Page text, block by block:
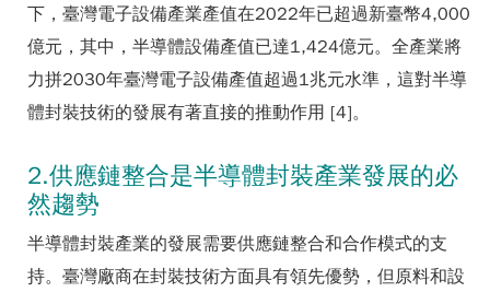
下，臺灣電子設備產業產值在2022年已超過新臺幣4,000
億元，其中，半導體設備產值已達1,424億元。全產業將
力拼2030年臺灣電子設備產值超過1兆元水準，這對半導
體封裝技術的發展有著直接的推動作用 [4]。
2.供應鏈整合是半導體封裝產業發展的必
然趨勢
半導體封裝產業的發展需要供應鏈整合和合作模式的支
持。臺灣廠商在封裝技術方面具有領先優勢，但原料和設